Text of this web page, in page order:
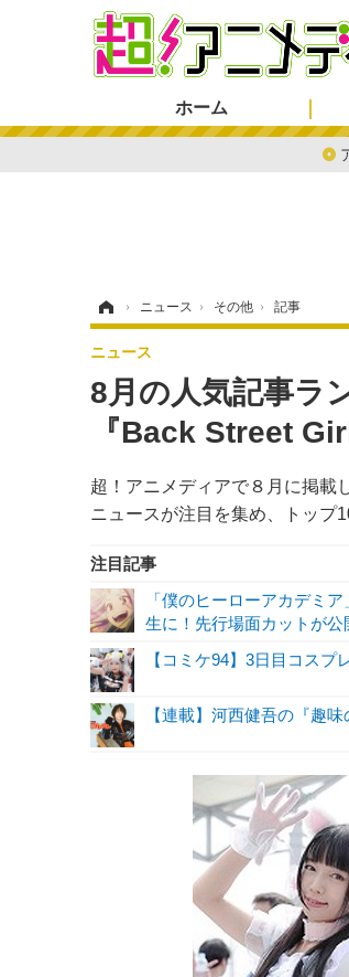
ホーム
› ニュース › その他 › 記事
8月の人気記事ラ
『Back Street
超！アニメディアで８月に掲載
ニュースが注目を集め、トップ
ニュース
注目記事
「僕のヒーローアカデミ
生に！先行場面カットが公
【コミケ94】3日目コス
【連載】河西健吾の『趣味